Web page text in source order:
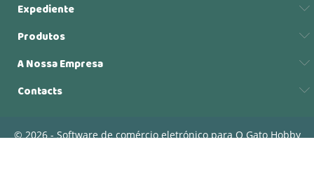
Expediente
Produtos
A Nossa Empresa
Contacts
© 2026 - Software de comércio eletrónico para O Gato Hobby